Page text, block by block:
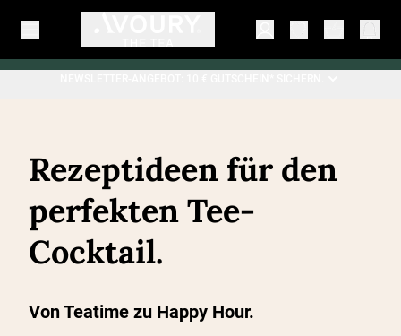
Rezeptideen für den
perfekten Tee-
Cocktail.
Von Teatime zu Happy Hour.